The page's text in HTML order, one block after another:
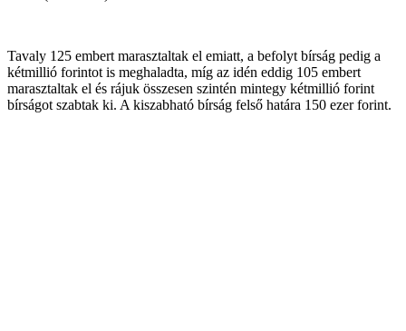
Tavaly 125 embert marasztaltak el emiatt, a befolyt bírság pedig a
kétmillió forintot is meghaladta, míg az idén eddig 105 embert
marasztaltak el és rájuk összesen szintén mintegy kétmillió forint
bírságot szabtak ki. A kiszabható bírság felső határa 150 ezer forint.